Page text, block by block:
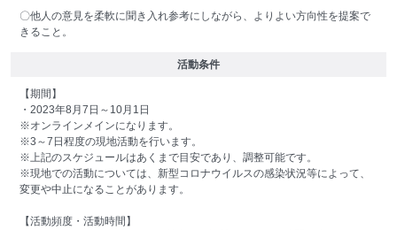
〇他人の意見を柔軟に聞き入れ参考にしながら、よりよい方向性を提案で
きること。
活動条件
【期間】
・2023年8月7日～10月1日
※オンラインメインになります。
※3～7日程度の現地活動を行います。
※上記のスケジュールはあくまで目安であり、調整可能です。
※現地での活動については、新型コロナウイルスの感染状況等によって、
変更や中止になることがあります。
【活動頻度・活動時間】